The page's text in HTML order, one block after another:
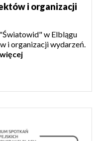
i organizacji
w Elblągu
i organizacji wydarzeń.
więcej